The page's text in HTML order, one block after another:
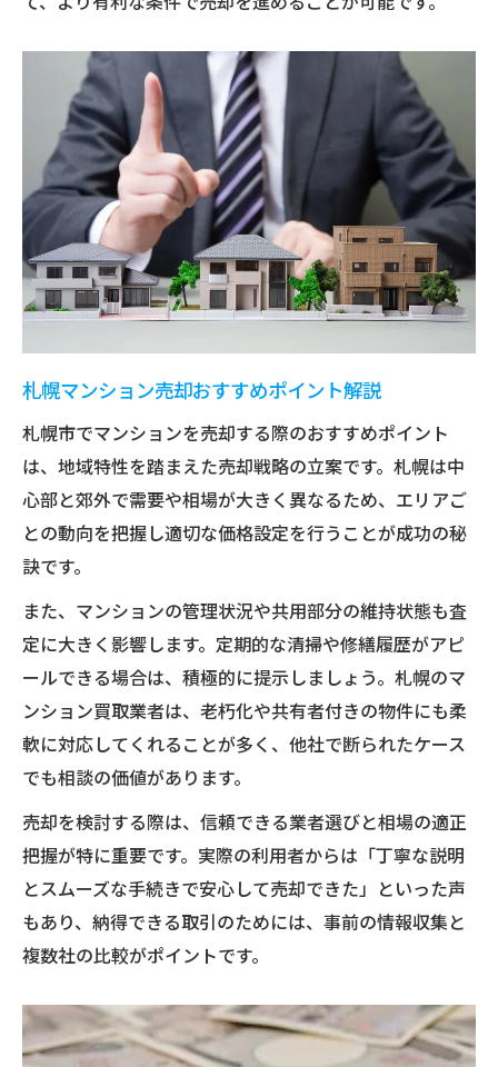
札幌マンション売却おすすめポイント解説
札幌市でマンションを売却する際のおすすめポイント
は、地域特性を踏まえた売却戦略の立案です。札幌は中
心部と郊外で需要や相場が大きく異なるため、エリアご
との動向を把握し適切な価格設定を行うことが成功の秘
訣です。
また、マンションの管理状況や共用部分の維持状態も査
定に大きく影響します。定期的な清掃や修繕履歴がアピ
ールできる場合は、積極的に提示しましょう。札幌のマ
ンション買取業者は、老朽化や共有者付きの物件にも柔
軟に対応してくれることが多く、他社で断られたケース
でも相談の価値があります。
売却を検討する際は、信頼できる業者選びと相場の適正
把握が特に重要です。実際の利用者からは「丁寧な説明
とスムーズな手続きで安心して売却できた」といった声
もあり、納得できる取引のためには、事前の情報収集と
複数社の比較がポイントです。